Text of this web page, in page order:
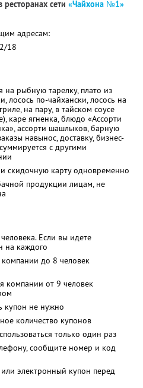
сети «Чайхона №1»
адресам:
18
на рыбную тарелку, плато из
лосось по-чайхански, лосось на
на пару, в тайском соусе
каре ягненка, блюдо «Ассорти
ассорти шашлыков, барную
навынос, доставку, бизнес-
с другими
скидочную карту одновременно
продукции лицам, не
Если вы идете
на каждого
до 8 человек
компании от 9 человек
купон не нужно
количество купонов
только один раз
сообщите номер и код
электронный купон перед